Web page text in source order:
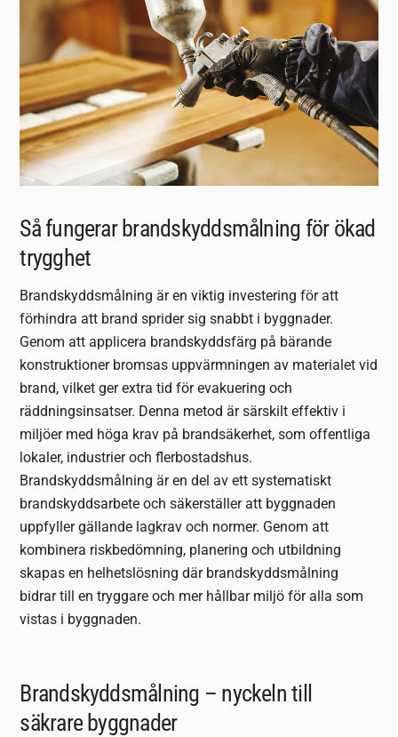
Så fungerar brandskyddsmålning för ökad
trygghet
Brandskyddsmålning är en viktig investering för att
förhindra att brand sprider sig snabbt i byggnader.
Genom att applicera brandskyddsfärg på bärande
konstruktioner bromsas uppvärmningen av materialet vid
brand, vilket ger extra tid för evakuering och
räddningsinsatser. Denna metod är särskilt effektiv i
miljöer med höga krav på brandsäkerhet, som offentliga
lokaler, industrier och flerbostadshus.
Brandskyddsmålning är en del av ett systematiskt
brandskyddsarbete och säkerställer att byggnaden
uppfyller gällande lagkrav och normer. Genom att
kombinera riskbedömning, planering och utbildning
skapas en helhetslösning där brandskyddsmålning
bidrar till en tryggare och mer hållbar miljö för alla som
vistas i byggnaden.
Brandskyddsmålning – nyckeln till
säkrare byggnader